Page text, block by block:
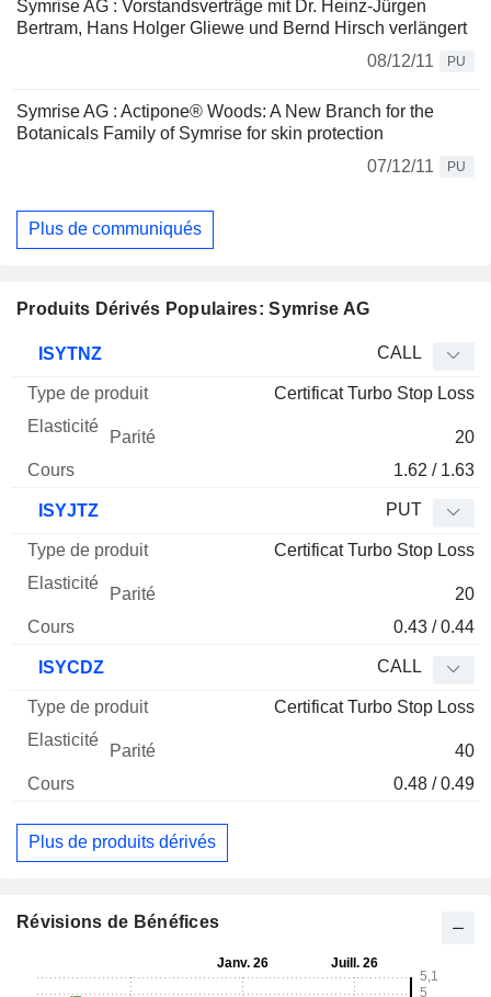
Symrise AG : Vorstandsverträge mit Dr. Heinz-Jürgen
Bertram, Hans Holger Gliewe und Bernd Hirsch verlängert
08/12/11
PU
Symrise AG : Actipone® Woods: A New Branch for the
Botanicals Family of Symrise for skin protection
07/12/11
PU
Plus de communiqués
Produits Dérivés Populaires: Symrise AG
Mnemo Type produit
Parité Cours
ISYTNZ CALL
Certificat Turbo Stop Loss
20
1.62 / 1.63
ISYJTZ PUT
Certificat Turbo Stop Loss
20
0.43 / 0.44
ISYCDZ CALL
Certificat Turbo Stop Loss
40
0.48 / 0.49
Plus de produits dérivés
Révisions de Bénéfices